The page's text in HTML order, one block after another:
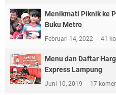
Menikmati Piknik ke
Buku Metro
Februari 14, 2022 41
Menu dan Daftar
Express Lampung
Juni 10, 2019 17